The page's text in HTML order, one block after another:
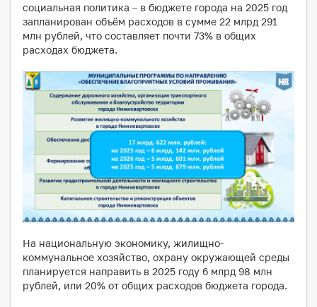
социальная политика – в бюджете города на 2025 год
запланирован объём расходов в сумме 22 млрд 291
млн рублей, что составляет почти 73% в общих
расходах бюджета.
На национальную экономику, жилищно-
коммунальное хозяйство, охрану окружающей среды
планируется направить в 2025 году 6 млрд 98 млн
рублей, или 20% от общих расходов бюджета города.